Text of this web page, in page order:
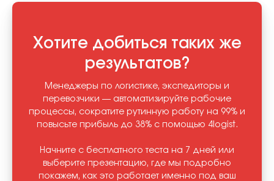
Хотите добиться таких же
результатов?
Менеджеры по логистике, экспедиторы и
перевозчики — автоматизируйте рабочие
процессы, сократите рутинную работу на 99% и
повысьте прибыль до 38% с помощью 4logist.
Начните с бесплатного теста на 7 дней или
выберите презентацию, где мы подробно
покажем, как это работает именно под ваш